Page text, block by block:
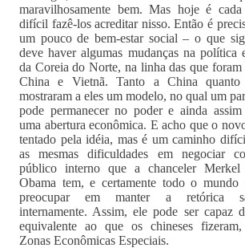
maravilhosamente bem. Mas hoje é
difícil fazê-los acreditar nisso. Então é
um pouco de bem-estar social – o que
deve haver algumas mudanças na política
da Coreia do Norte, na linha das que foram
China e Vietnã. Tanto a China
mostraram a eles um modelo, no qual um
pode permanecer no poder e ainda
uma abertura econômica. E acho que o
tentado pela idéia, mas é um caminho
as mesmas dificuldades em negociar
público interno que a chanceler
Obama tem, e certamente todo o mundo
preocupar em manter a retórica
internamente. Assim, ele pode ser capaz
equivalente ao que os chineses
Zonas Econômicas Especiais.